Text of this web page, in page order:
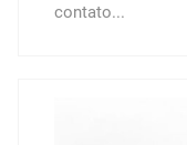
contato...